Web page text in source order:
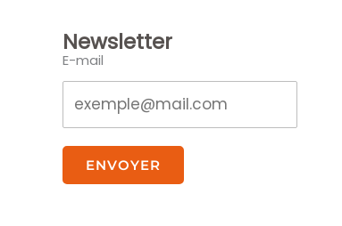
Newsletter
E-mail
ENVOYER